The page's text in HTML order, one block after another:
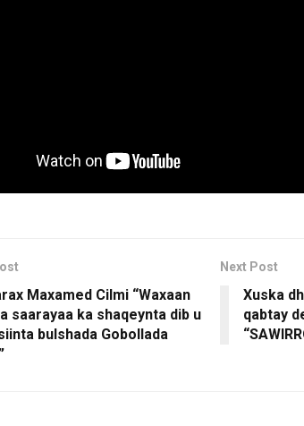
Maxamed Cilmi “Waxaan
saarayaa ka shaqeynta dib u
bulshada Gobollada
Next Post
Xuska
qabtay